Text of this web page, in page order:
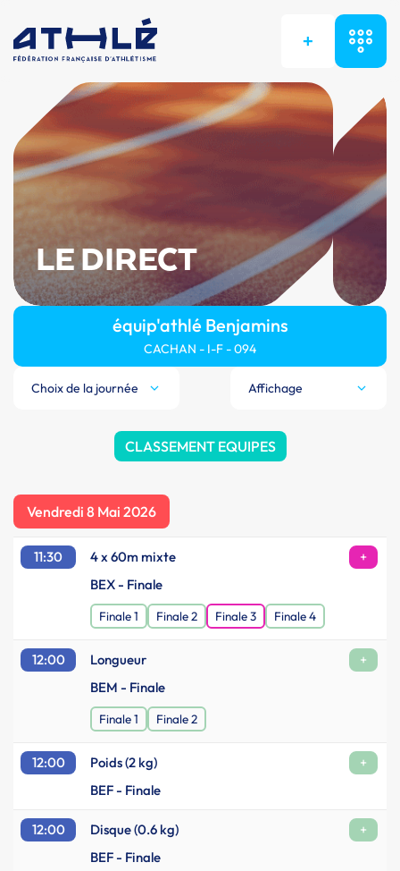
+
LE DIRECT
équip'athlé Benjamins
CACHAN - I-F - 094
Choix de la journée Affichage
CLASSEMENT EQUIPES
Vendredi 8 Mai 2026
11:30 4 x 60m mixte
+
BEX - Finale
Finale 1 Finale 2 Finale 3 Finale 4
12:00 Longueur
+
BEM - Finale
Finale 1 Finale 2
12:00 Poids (2 kg)
+
BEF - Finale
12:00 Disque (0.6 kg)
+
BEF - Finale